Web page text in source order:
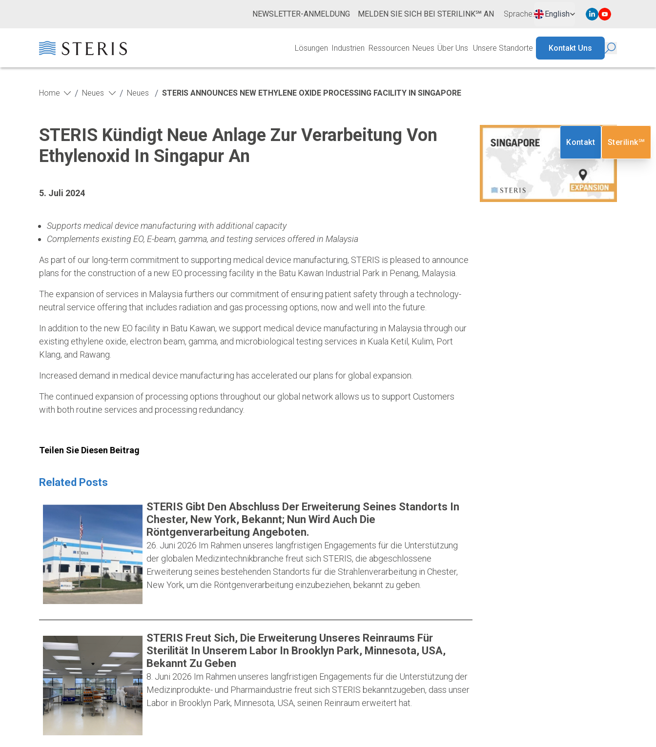
NEWSLETTER-ANMELDUNG MELDEN SIE SICH BEI STERILINK℠ AN Sprache: English
Lösungen Industrien Ressourcen Neues Über Uns Unsere Standorte Kontakt Uns
Home / Neues / Neues / STERIS ANNOUNCES NEW ETHYLENE OXIDE PROCESSING FACILITY IN SINGAPORE
STERIS Kündigt Neue Anlage Zur Verarbeitung Von
Ethylenoxid In Singapur An
5. Juli 2024
Supports medical device manufacturing with additional capacity
Complements existing EO, E-beam, gamma, and testing services offered in Malaysia
As part of our long-term commitment to supporting medical device manufacturing, STERIS is pleased to announce
plans for the construction of a new EO processing facility in the Batu Kawan Industrial Park in Penang, Malaysia.
The expansion of services in Malaysia furthers our commitment of ensuring patient safety through a technology-
neutral service offering that includes radiation and gas processing options, now and well into the future.
In addition to the new EO facility in Batu Kawan, we support medical device manufacturing in Malaysia through our
existing ethylene oxide, electron beam, gamma, and microbiological testing services in Kuala Ketil, Kulim, Port
Klang, and Rawang.
Increased demand in medical device manufacturing has accelerated our plans for global expansion.
The continued expansion of processing options throughout our global network allows us to support Customers
with both routine services and processing redundancy.
Teilen Sie Diesen Beitrag
Related Posts
STERIS Gibt Den Abschluss Der Erweiterung Seines Standorts In
Chester, New York, Bekannt; Nun Wird Auch Die
Röntgenverarbeitung Angeboten.
26. Juni 2026 Im Rahmen unseres langfristigen Engagements für die Unterstützung
der globalen Medizintechnikbranche freut sich STERIS, die abgeschlossene
Erweiterung seines bestehenden Standorts für die Strahlenverarbeitung in Chester,
New York, um die Röntgenverarbeitung einzubeziehen, bekannt zu geben.
STERIS Freut Sich, Die Erweiterung Unseres Reinraums Für
Sterilität In Unserem Labor In Brooklyn Park, Minnesota, USA,
Bekannt Zu Geben
8. Juni 2026 Im Rahmen unseres langfristigen Engagements für die Unterstützung der
Medizinprodukte- und Pharmaindustrie freut sich STERIS bekanntzugeben, dass unser
Labor in Brooklyn Park, Minnesota, USA, seinen Reinraum erweitert hat.
Kontakt Sterilink℠